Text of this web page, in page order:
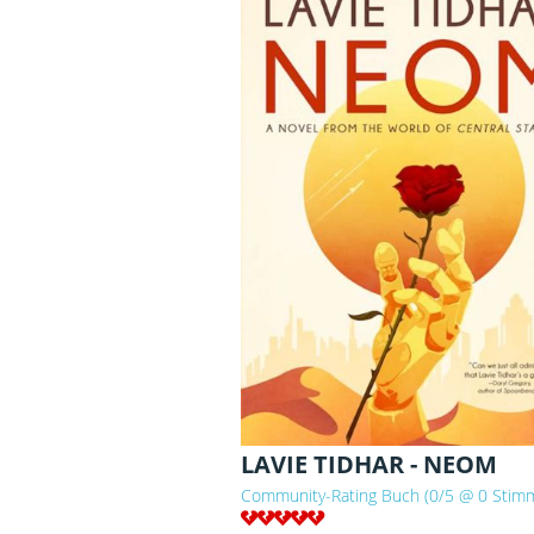
LAVIE TIDHAR - NEOM
Community-Rating Buch (0/5 @ 0